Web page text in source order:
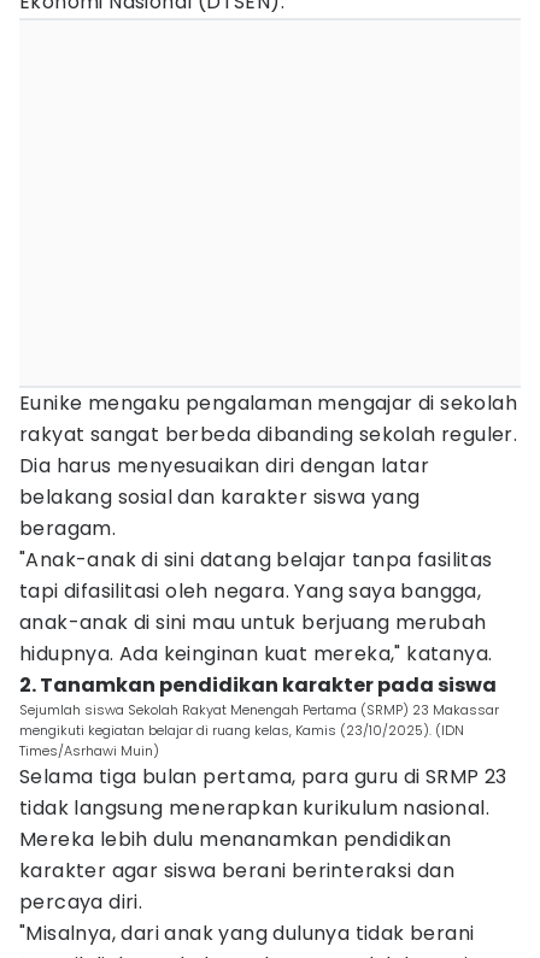
Eunike mengaku pengalaman mengajar di sekolah
rakyat sangat berbeda dibanding sekolah reguler.
Dia harus menyesuaikan diri dengan latar
belakang sosial dan karakter siswa yang
beragam.
"Anak-anak di sini datang belajar tanpa fasilitas
tapi difasilitasi oleh negara. Yang saya bangga,
anak-anak di sini mau untuk berjuang merubah
hidupnya. Ada keinginan kuat mereka," katanya.
2. Tanamkan pendidikan karakter pada siswa
Sejumlah siswa Sekolah Rakyat Menengah Pertama (SRMP) 23 Makassar
mengikuti kegiatan belajar di ruang kelas, Kamis (23/10/2025). (IDN
Times/Asrhawi Muin)
Selama tiga bulan pertama, para guru di SRMP 23
tidak langsung menerapkan kurikulum nasional.
Mereka lebih dulu menanamkan pendidikan
karakter agar siswa berani berinteraksi dan
percaya diri.
"Misalnya, dari anak yang dulunya tidak berani